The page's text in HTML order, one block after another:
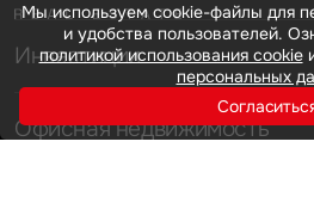
Инвестиции
Офисная недвижимость
Мы используем cookie-файлы для
и удобства пользователей.
политикой использования cookie
персональных